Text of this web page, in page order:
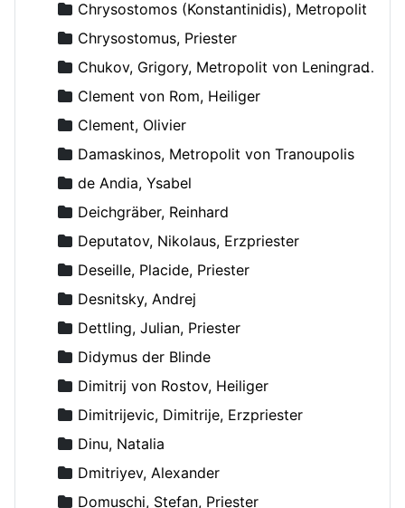
Chrysostomos (Konstantinidis), Metropolit
Chrysostomus, Priester
Chukov, Grigory, Metropolit von Leningrad und Novgorod
Clement von Rom, Heiliger
Clement, Olivier
Damaskinos, Metropolit von Tranoupolis
de Andia, Ysabel
Deichgräber, Reinhard
Deputatov, Nikolaus, Erzpriester
Deseille, Placide, Priester
Desnitsky, Andrej
Dettling, Julian, Priester
Didymus der Blinde
Dimitrij von Rostov, Heiliger
Dimitrijevic, Dimitrije, Erzpriester
Dinu, Natalia
Dmitriyev, Alexander
Domuschi, Stefan, Priester